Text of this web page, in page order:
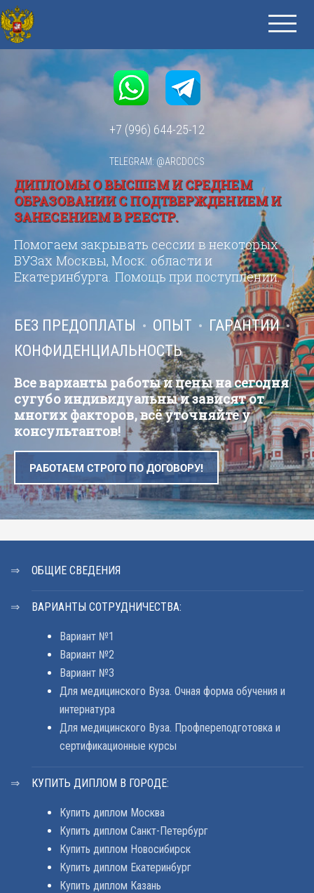
+7 (996) 644-25-12
TELEGRAM: @ARCDOCS
ДИПЛОМЫ О ВЫСШЕМ И СРЕДНЕМ
ОБРАЗОВАНИИ С ПОДТВЕРЖДЕНИЕМ И
ЗАНЕСЕНИЕМ В РЕЕСТР.
Помогаем закрывать сессии в некоторых
ВУЗах Москвы, Моск. области и
Екатеринбурга. Помощь при поступлении.
БЕЗ ПРЕДОПЛАТЫ ОПЫТ
ГАРАНТИИ
КОНФИДЕНЦИАЛЬНОСТЬ
Все варианты работы и цены на сегодня
сугубо индивидуальны и зависят от
многих факторов, всё уточняйте у
консультантов!
РАБОТАЕМ СТРОГО ПО ДОГОВОРУ!
ОБЩИЕ СВЕДЕНИЯ
ВАРИАНТЫ СОТРУДНИЧЕСТВА:
Вариант №1
Вариант №2
Вариант №3
Для медицинского Вуза. Очная форма обучения и
интернатура
Для медицинского Вуза. Профпереподготовка и
сертификационные курсы
КУПИТЬ ДИПЛОМ В ГОРОДЕ:
Купить диплом Москва
Купить диплом Санкт-Петербург
Купить диплом Новосибирск
Купить диплом Екатеринбург
Купить диплом Казань